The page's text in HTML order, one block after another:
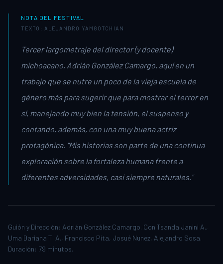
NOTA DEL FESTIVAL
TEXTO: ALEJANDRO YAMGOTCHIAN
Tercer largometraje del director (y docente)
michoacano, Adrián González Camargo, aquí en un
trabajo que se nutre un poco de la vieja escuela de
género más para sugerir que para mostrar el terror en
sí, manejando muy bien la tensión, el suspenso y
contando, además, con una muy buena actriz
protagónica. "Mis historias son parte de una continua
exploración sobre la fortaleza humana frente a
diferentes adversidades, casi siempre naturales."
Guión y Dirección: Adrián González Camargo. Con Tsanda Janini A.,
Uma Dariana T. A., Francisco Pita, Josué Nunez, Alejandro Sosa.
Duración: 79 minutos.